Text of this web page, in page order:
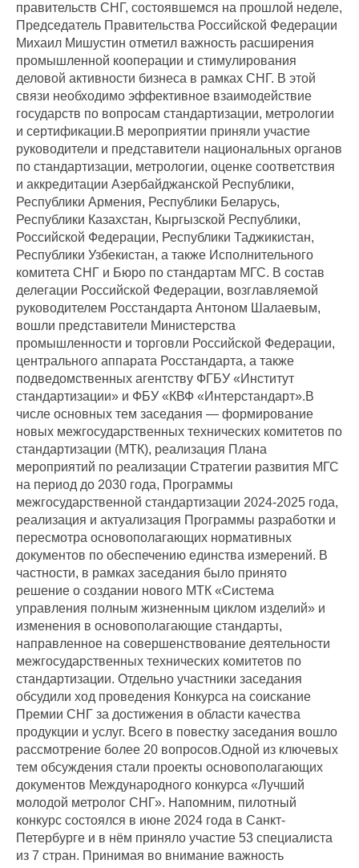
правительств СНГ, состоявшемся на прошлой неделе,
Председатель Правительства Российской Федерации
Михаил Мишустин отметил важность расширения
промышленной кооперации и стимулирования
деловой активности бизнеса в рамках СНГ. В этой
связи необходимо эффективное взаимодействие
государств по вопросам стандартизации, метрологии
и сертификации.В мероприятии приняли участие
руководители и представители национальных органов
по стандартизации, метрологии, оценке соответствия
и аккредитации Азербайджанской Республики,
Республики Армения, Республики Беларусь,
Республики Казахстан, Кыргызской Республики,
Российской Федерации, Республики Таджикистан,
Республики Узбекистан, а также Исполнительного
комитета СНГ и Бюро по стандартам МГС. В состав
делегации Российской Федерации, возглавляемой
руководителем Росстандарта Антоном Шалаевым,
вошли представители Министерства
промышленности и торговли Российской Федерации,
центрального аппарата Росстандарта, а также
подведомственных агентству ФГБУ «Институт
стандартизации» и ФБУ «КВФ «Интерстандарт».В
числе основных тем заседания — формирование
новых межгосударственных технических комитетов по
стандартизации (МТК), реализация Плана
мероприятий по реализации Стратегии развития МГС
на период до 2030 года, Программы
межгосударственной стандартизации 2024-2025 года,
реализация и актуализация Программы разработки и
пересмотра основополагающих нормативных
документов по обеспечению единства измерений. В
частности, в рамках заседания было принято
решение о создании нового МТК «Система
управления полным жизненным циклом изделий» и
изменения в основополагающие стандарты,
направленное на совершенствование деятельности
межгосударственных технических комитетов по
стандартизации. Отдельно участники заседания
обсудили ход проведения Конкурса на соискание
Премии СНГ за достижения в области качества
продукции и услуг. Всего в повестку заседания вошло
рассмотрение более 20 вопросов.Одной из ключевых
тем обсуждения стали проекты основополагающих
документов Международного конкурса «Лучший
молодой метролог СНГ». Напомним, пилотный
конкурс состоялся в июне 2024 года в Санкт-
Петербурге и в нём приняло участие 53 специалиста
из 7 стран. Принимая во внимание важность